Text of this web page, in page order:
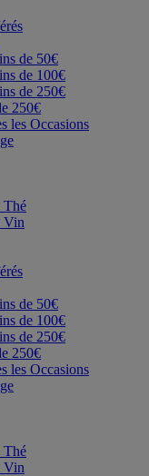
de 50€
de 100€
de 250€
250€
les Occasions
Thé
Vin
de 50€
de 100€
de 250€
250€
les Occasions
Thé
Vin